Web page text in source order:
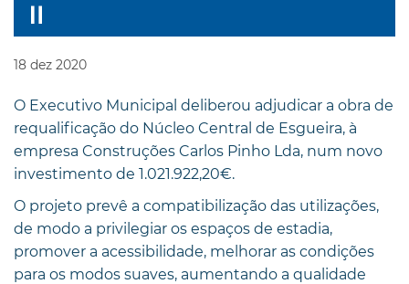
18 dez 2020
O Executivo Municipal deliberou adjudicar a obra de
requalificação do Núcleo Central de Esgueira, à
empresa Construções Carlos Pinho Lda, num novo
investimento de 1.021.922,20€.
O projeto prevê a compatibilização das utilizações,
de modo a privilegiar os espaços de estadia,
promover a acessibilidade, melhorar as condições
para os modos suaves, aumentando a qualidade